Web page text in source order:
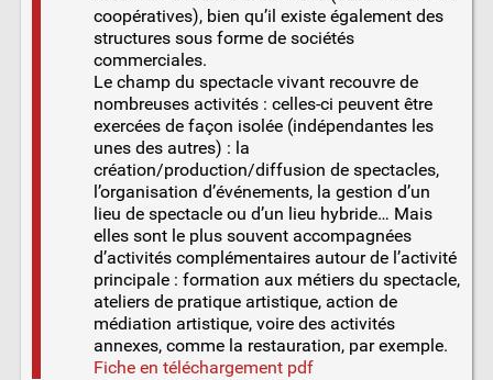
coopératives), bien qu’il existe également des
structures sous forme de sociétés
commerciales.
Le champ du spectacle vivant recouvre de
nombreuses activités : celles-ci peuvent être
exercées de façon isolée (indépendantes les
unes des autres) : la
création/production/diffusion de spectacles,
l’organisation d’événements, la gestion d’un
lieu de spectacle ou d’un lieu hybride… Mais
elles sont le plus souvent accompagnées
d’activités complémentaires autour de l’activité
principale : formation aux métiers du spectacle,
ateliers de pratique artistique, action de
médiation artistique, voire des activités
annexes, comme la restauration, par exemple.
Fiche en téléchargement pdf